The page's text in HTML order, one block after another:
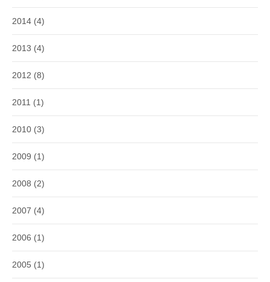
2014 (4)
2013 (4)
2012 (8)
2011 (1)
2010 (3)
2009 (1)
2008 (2)
2007 (4)
2006 (1)
2005 (1)